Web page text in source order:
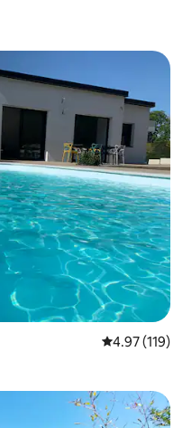
औसत रेटिंग 5 में से
4.97 (119)